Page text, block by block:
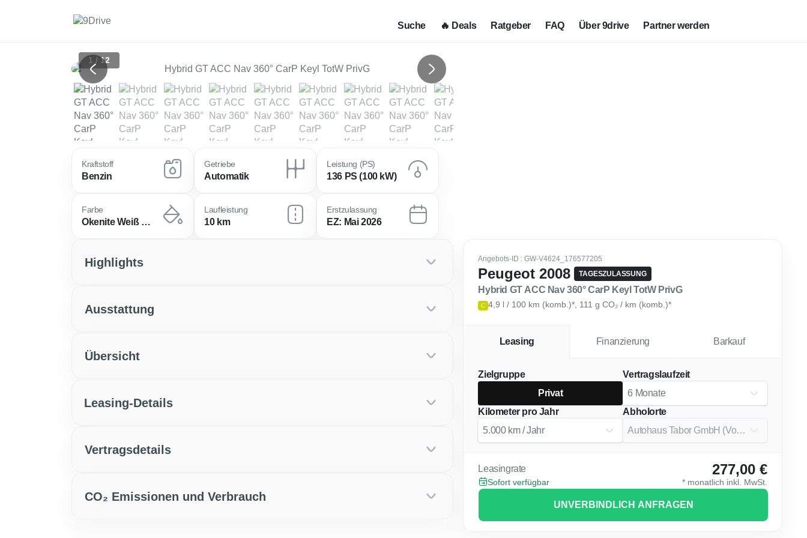
Suche 🔥 Deals Ratgeber FAQ Über 9drive Partner werden
Previous Next
1 / 12
Kraftstoff
Benzin
Getriebe
Automatik
Leistung (PS)
136 PS (100 kW)
Farbe
Okenite Weiß Metallic / Dach In
Laufleistung
10 km
Erstzulassung
EZ: Mai 2026
Angebots-ID : GW-V4624_176577205
Peugeot 2008 TAGESZULASSUNG
Hybrid GT ACC Nav 360° CarP Keyl TotW PrivG
C 4,9 l / 100 km (komb.)*, 111 g CO₂ / km (komb.)*
Leasing Finanzierung Barkauf
Zielgruppe
Privat
Vertragslaufzeit
Kilometer pro Jahr Abholorte
Leasingrate
Sofort verfügbar
277,00 €
* monatlich inkl. MwSt.
UNVERBINDLICH ANFRAGEN
Highlights
Ausstattung
Übersicht
Leasing-Details
Vertragsdetails
CO₂ Emissionen und Verbrauch